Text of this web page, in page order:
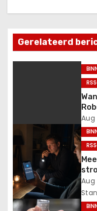
t
n
a
a
t
i
e
Gerelateerd
Aug
en
Aug